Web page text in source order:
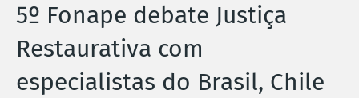
A
S
N
5º Fonape debate Justiça
Restaurativa com
especialistas do Brasil, Chile